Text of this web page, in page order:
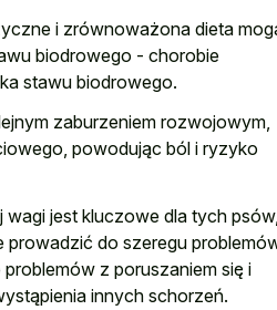
i zrównoważona dieta
biodrowego - chorobie
stawu biodrowego.
zaburzeniem rozwojowym,
powodując ból i ryzyko
wagi jest kluczowe dla tych psów,
prowadzić do szeregu
z poruszaniem się i
innych schorzeń.